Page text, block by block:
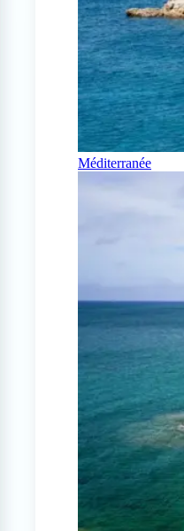
Méditerranée